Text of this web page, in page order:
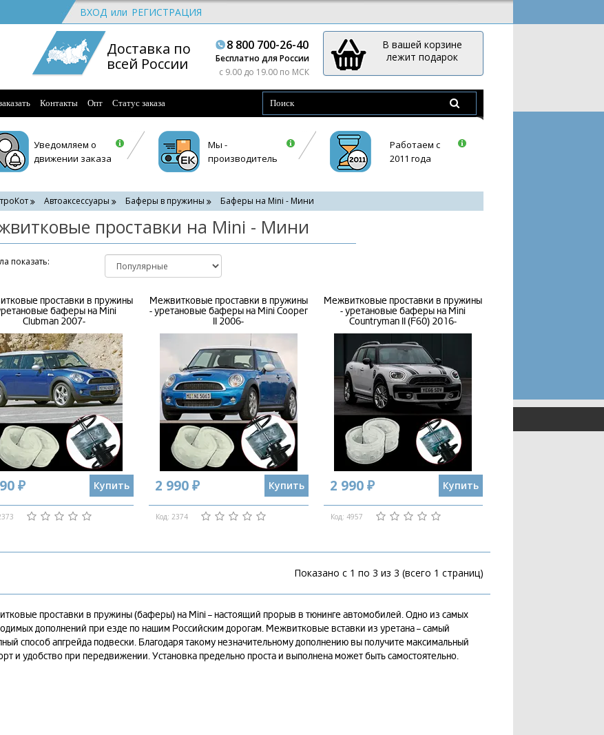
ВХОД или РЕГИСТРАЦИЯ
Доставка по
всей России
8 800 700-26-40
Бесплатно для России
c 9.00 до 19.00 по МСК
В вашей корзине
лежит подарок
Контакты Опт Статус заказа
Уведомляем о
движении заказа
Мы -
производитель
Работаем с
2011 года
Автоаксессуары Баферы в пружины Баферы на Mini - Мини
проставки на Mini - Мини
показать:
проставки в пружины
баферы на Mini
Clubman 2007-
₽ Купить
Межвитковые проставки в пружины
- уретановые баферы на Mini Cooper
II 2006-
2 990 ₽ Купить
Код: 2374
Межвитковые проставки в пружины
- уретановые баферы на Mini
Countryman II (F60) 2016-
2 990 ₽ Купить
Код: 4957
Показано с 1 по 3 из 3 (всего 1 страниц)
проставки в пружины (баферы) на Mini – настоящий прорыв в тюнинге автомобилей. Одно из самых
дополнений при езде по нашим Российским дорогам. Межвитковые вставки из уретана – самый
способ апгрейда подвески. Благодаря такому незначительному дополнению вы получите максимальный
и удобство при передвижении. Установка предельно проста и выполнена может быть самостоятельно.